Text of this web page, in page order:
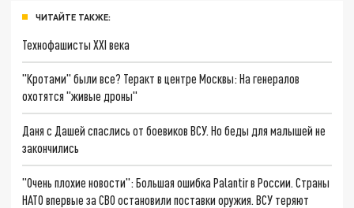
ЧИТАЙТЕ ТАКЖЕ:
Технофашисты XXI века
"Кротами" были все? Теракт в центре Москвы: На генералов
охотятся "живые дроны"
Даня с Дашей спаслись от боевиков ВСУ. Но беды для малышей не
закончились
"Очень плохие новости": Большая ошибка Palantir в России. Страны
НАТО впервые за СВО остановили поставки оружия. ВСУ теряют